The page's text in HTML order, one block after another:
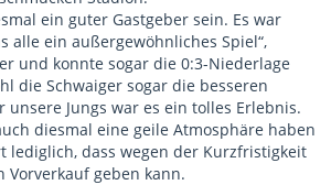
ein guter Gastgeber sein. Es war
alle ein außergewöhnliches Spiel“,
und konnte sogar die 0:3-Niederlage
die Schwaiger sogar die besseren
unsere Jungs war es ein tolles Erlebnis.
diesmal eine geile Atmosphäre haben
lediglich, dass wegen der Kurzfristigkeit
Vorverkauf geben kann.